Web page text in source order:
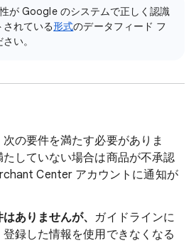
が Google のシステムで正しく認識
されている形式のデータフィード フ
い。
の要件を満たす必要がありま
していない場合は商品が不承認
Center アカウントに通知が
ありませんが、 ガイドラインに
録した情報を使用できなくなる